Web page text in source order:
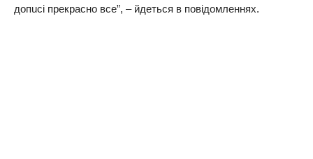
допuсі прекрaсно все”, – йдеться в повідомленнях.